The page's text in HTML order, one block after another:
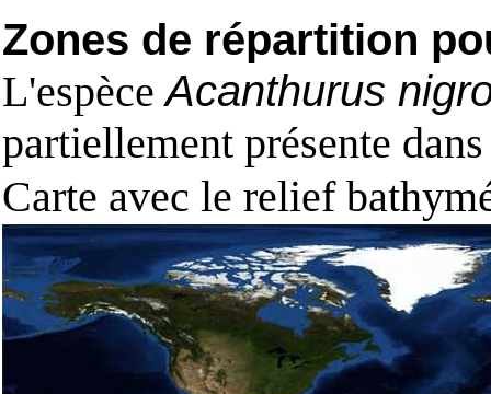
Zones de répartition
L'espèceAcanthurus
partiellement présente
Carte avec le relief